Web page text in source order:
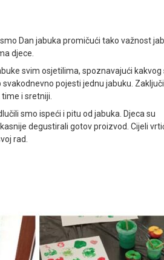
Dan jabuka promičući tako važnost
djece.
svim osjetilima, spoznavajući kakvog
pojesti jednu jabuku.
i sretniji.
smo ispeći i pitu od jabuka. Djeca su
degustirali gotov proizvod. Cijeli
rad.